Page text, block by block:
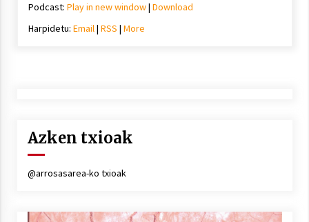
Podcast: Play in new window| Download
Harpidetu: Email| RSS | More
Azken txioak
@arrosasarea-ko txioak